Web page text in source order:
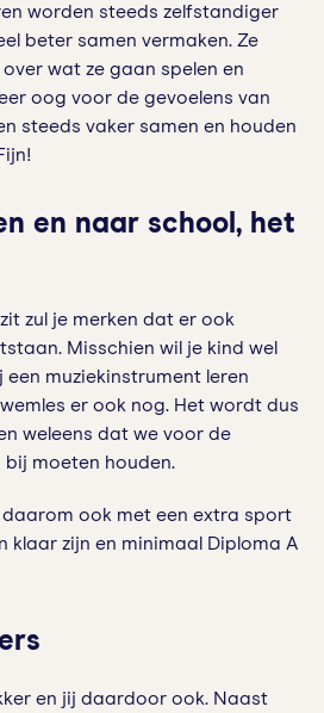
worden steeds zelfstandiger
beter samen vermaken. Ze
wat ze gaan spelen en
oog voor de gevoelens van
steeds vaker samen en houden
en naar school, het
zul je merken dat er ook
Misschien wil je kind wel
muziekinstrument leren
er ook nog. Het wordt dus
weleens dat we voor de
bij moeten houden.
ook met een extra sport
klaar zijn en minimaal Diploma A
en jij daardoor ook. Naast